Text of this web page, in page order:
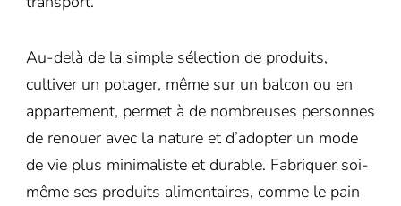
Au-delà de la simple sélection de produits,
cultiver un potager, même sur un balcon ou en
appartement, permet à de nombreuses personnes
de renouer avec la nature et d’adopter un mode
de vie plus minimaliste et durable. Fabriquer soi-
même ses produits alimentaires, comme le pain